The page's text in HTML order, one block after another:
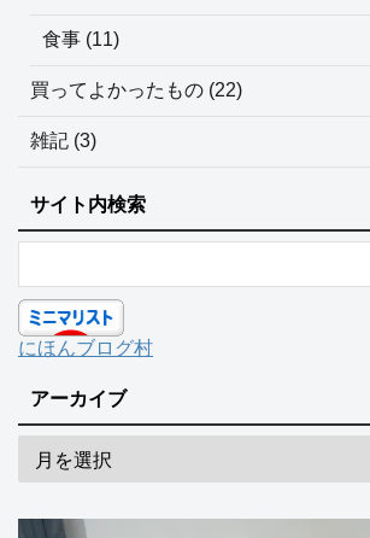
食事 (11)
買ってよかったもの (22)
雑記 (3)
サイト内検索
にほんブログ村
アーカイブ